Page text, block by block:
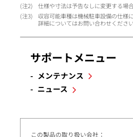
2
仕様や寸法は予告なしに変更する場合
3
収容可能車種は機械駐車設備の仕様
詳細についてはお問い合わせください
サポートメニュー
メンテナンス
ニュース
この製品の取り扱い会社：